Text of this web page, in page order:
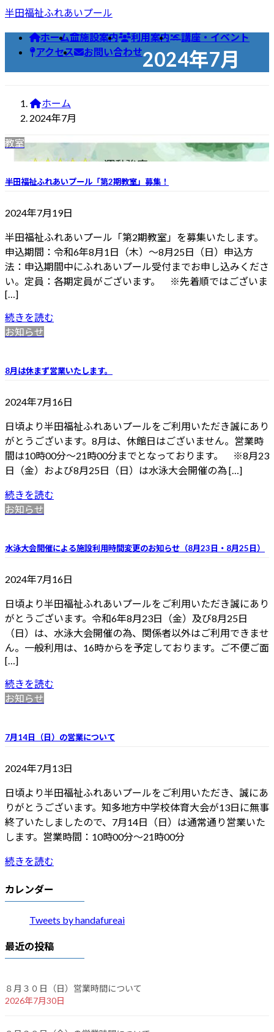
コ
ツ
プ
ナ
シ
動
半田福祉ふれあいプール
ホーム 施設案内 利用案内
講座・イベント
アクセス
お問い合わせ2024年7月
ホーム
2024年7月
教室
半田福祉ふれあいプール「第2期教室」募集！
2024年7月19日
半田福祉ふれあいプール「第2期教室」を募集いたします。
申込期間：令和6年8月1日（木）〜8月25日（日）申込方
法：申込期間中にふれあいプール受付までお申し込みくださ
い。定員：各期定員がございます。 ※先着順ではございま
[…]
続きを読む
お知らせ
8月は休まず営業いたします。
2024年7月16日
日頃より半田福祉ふれあいプールをご利用いただき誠にあり
がとうございます。8月は、休館日はございません。営業時
間は10時00分〜21時00分までとなっております。 ※8月23
日（金）および8月25日（日）は水泳大会開催の為 […]
続きを読む
お知らせ
水泳大会開催による施設利用時間変更のお知らせ（8月23日・8月25日）
2024年7月16日
日頃より半田福祉ふれあいプールをご利用いただき誠にあり
がとうございます。令和6年8月23日（金）及び8月25日
（日）は、水泳大会開催の為、関係者以外はご利用できませ
ん。一般利用は、16時からを予定しております。ご不便ご面
[…]
続きを読む
お知らせ
7月14日（日）の営業について
2024年7月13日
日頃より半田福祉ふれあいプールをご利用いただき、誠にあ
りがとうございます。知多地方中学校体育大会が13日に無事
終了いたしましたので、7月14日（日）は通常通り営業いた
します。営業時間：10時00分〜21時00分
続きを読む
カレンダー
Tweets by handafureai
最近の投稿
８月３０日（日）営業時間について
2026年7月30日